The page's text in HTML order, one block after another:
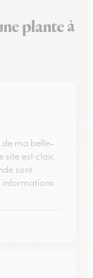
plante à
de ma belle-
site est clair,
sont
informations